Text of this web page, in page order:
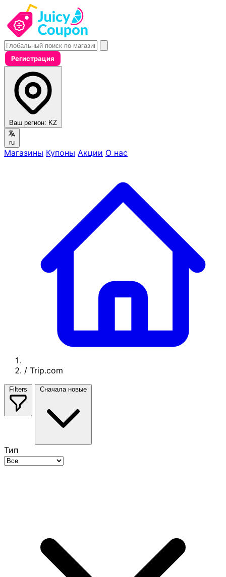
Регистрация
Ваш регион: KZ
ru
Магазины Купоны Акции О нас
/ Trip.com
Filters Сначала новые
Тип